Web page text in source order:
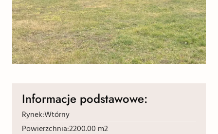
Informacje podstawowe:
Rynek:Wtórny
Powierzchnia:2200.00 m2